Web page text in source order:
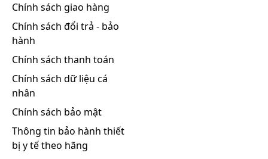
Quá mẫn với bất cứ thành phần nào của
thuốc.
Thận trọng khi sử dụng
Tránh thoa lên mắt.
Khả năng lái xe và vận hành máy móc
Thuốc không ảnh hưởng tới khả năng lái xe và
vận hành máy móc.
Chính sách giao hàng
Chính sách đổi trả - bảo
hành
Chính sách thanh toán
Chính sách dữ liệu cá
nhân
Chính sách bảo mật
Thông tin bảo hành thiết
bị y tế theo hãng